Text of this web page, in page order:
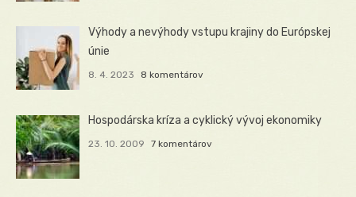
Výhody a nevýhody vstupu krajiny do Európskej
únie
8. 4. 2023 8 komentárov
Hospodárska kríza a cyklický vývoj ekonomiky
23. 10. 2009 7 komentárov